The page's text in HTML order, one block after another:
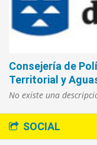
Consejería de
Territorial y
No existe una
SOCIAL